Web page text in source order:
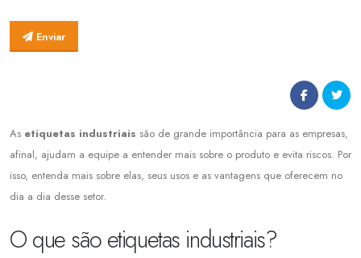
Enviar
As etiquetas industriais são de grande importância para as empresas,
afinal, ajudam a equipe a entender mais sobre o produto e evita riscos. Por
isso, entenda mais sobre elas, seus usos e as vantagens que oferecem no
dia a dia desse setor.
O que são etiquetas industriais?